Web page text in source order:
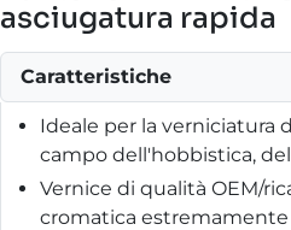
asciugatura rapida
Caratteristiche
Ideale per la verniciatura
campo dell'hobbistica,
Vernice di qualità OEM/
cromatica estremamente